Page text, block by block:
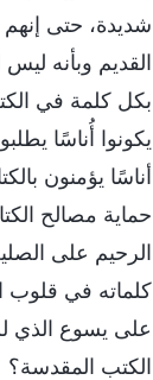
شديدة، حتى إنهم
القديم وبأنه
بكل كلمة في
يكونوا أُناسًا
أناسًا يؤمنون
حماية مصالح
الرحيم على
كلماته في قلوب
على يسوع الذي
الكتب المقدسة؟